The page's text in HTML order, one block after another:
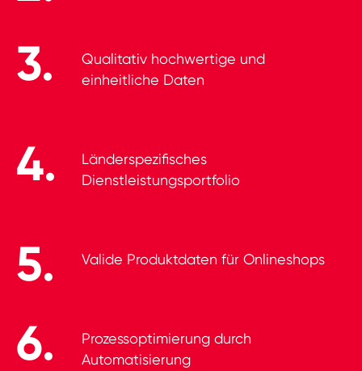
Qualitativ hochwertige und
einheitliche Daten
Länderspezifisches
Dienstleistungsportfolio
Valide Produktdaten für Onlineshops
Prozessoptimierung durch
Automatisierung